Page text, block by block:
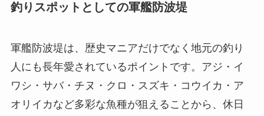
釣りスポットとしての軍艦防波堤
軍艦防波堤は、歴史マニアだけでなく地元の釣り
人にも長年愛されているポイントです。アジ・イ
ワシ・サバ・チヌ・クロ・スズキ・コウイカ・ア
オリイカなど多彩な魚種が狙えることから、休日